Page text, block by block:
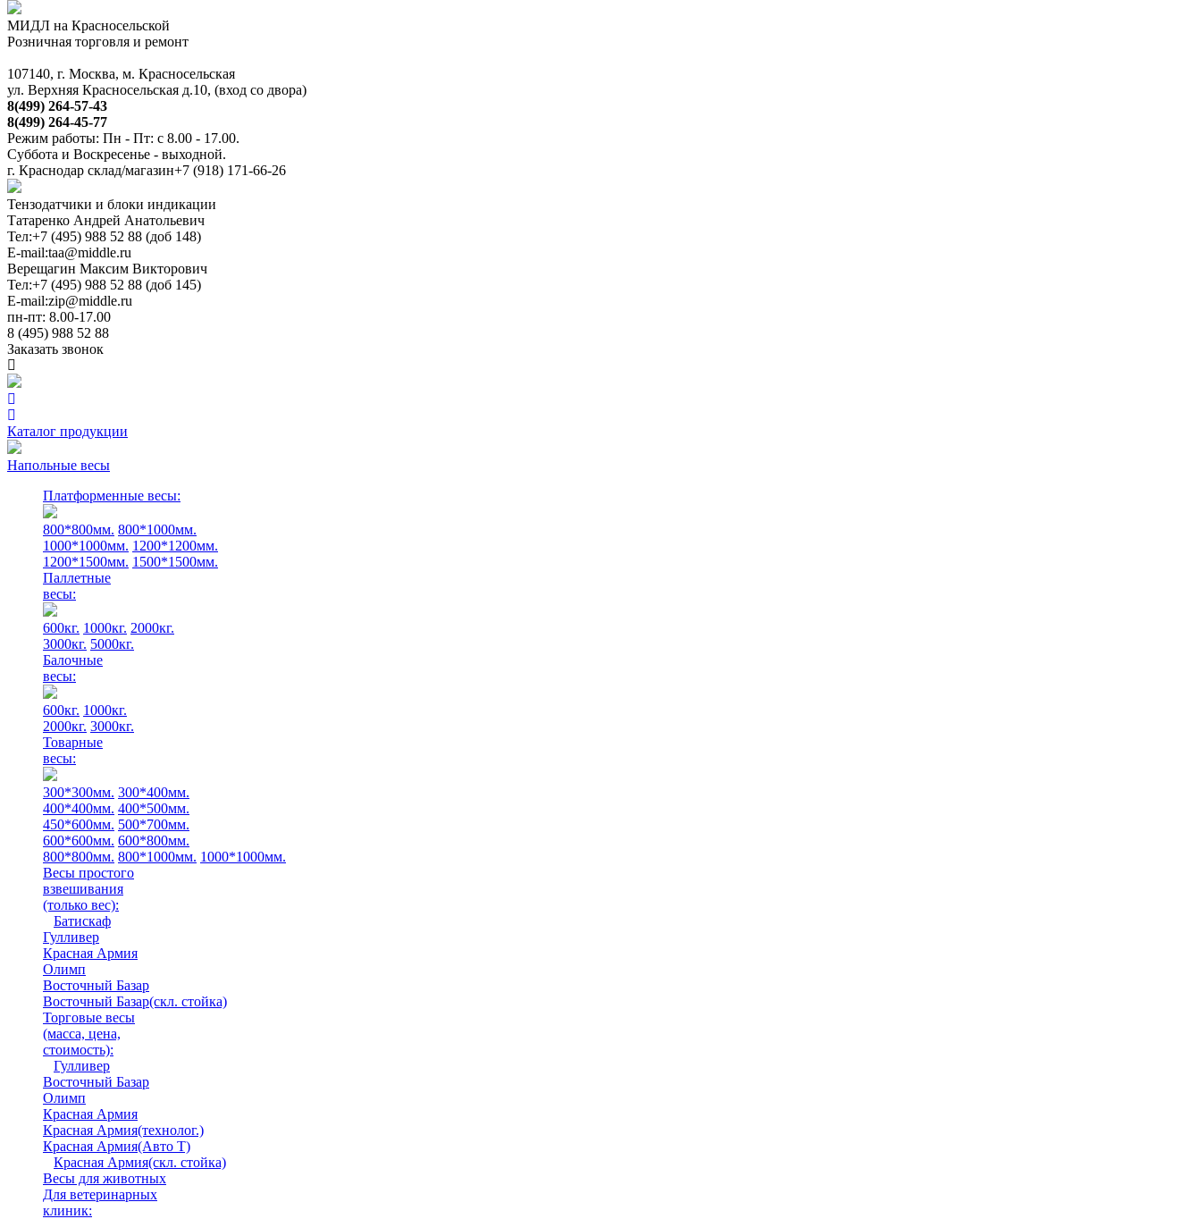
МИДЛ на Красносельской
Розничная торговля и ремонт
107140, г. Москва, м. Красносельская
ул. Верхняя Красносельская д.10, (вход со двора)
8(499) 264-57-43
8(499) 264-45-77
Режим работы: Пн - Пт: с 8.00 - 17.00.
Суббота и Воскресенье - выходной.
г. Краснодар склад/магазин+7 (918) 171-66-26
Тензодатчики и блоки индикации
Татаренко Андрей Анатольевич
Тел:+7 (495) 988 52 88 (доб 148)
E-mail:taa@middle.ru
Верещагин Максим Викторович
Тел:+7 (495) 988 52 88 (доб 145)
E-mail:zip@middle.ru
пн-пт: 8.00-17.00
8 (495) 988 52 88
Заказать звонок
Каталог продукции
Напольные весы
Платформенные весы:
800*800мм. 800*1000мм.
1000*1000мм. 1200*1200мм.
1200*1500мм. 1500*1500мм.
Паллетные
весы:
600кг. 1000кг. 2000кг.
3000кг. 5000кг.
Балочные
весы:
600кг. 1000кг.
2000кг. 3000кг.
Товарные
весы:
300*300мм. 300*400мм.
400*400мм. 400*500мм.
450*600мм. 500*700мм.
600*600мм. 600*800мм.
800*800мм. 800*1000мм. 1000*1000мм.
Весы простого
взвешивания
(только вес):
Батискаф
Гулливер
Красная Армия
Олимп
Восточный Базар
Восточный Базар(скл. стойка)
Торговые весы
(масса, цена,
стоимость):
Гулливер
Восточный Базар
Олимп
Красная Армия
Красная Армия(технолог.)
Красная Армия(Авто Т)
Красная Армия(скл. стойка)
Весы для животных
Для ветеринарных
клиник: